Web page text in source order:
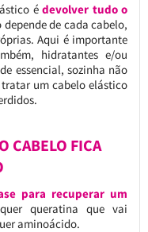
édevolver tudo o
depende de cada cabelo,
Aqui é importante
hidratantes e/ou
essencial, sozinha não
um cabelo elástico
CABELO FICA
para recuperar um
queratina que vai
aminoácido.